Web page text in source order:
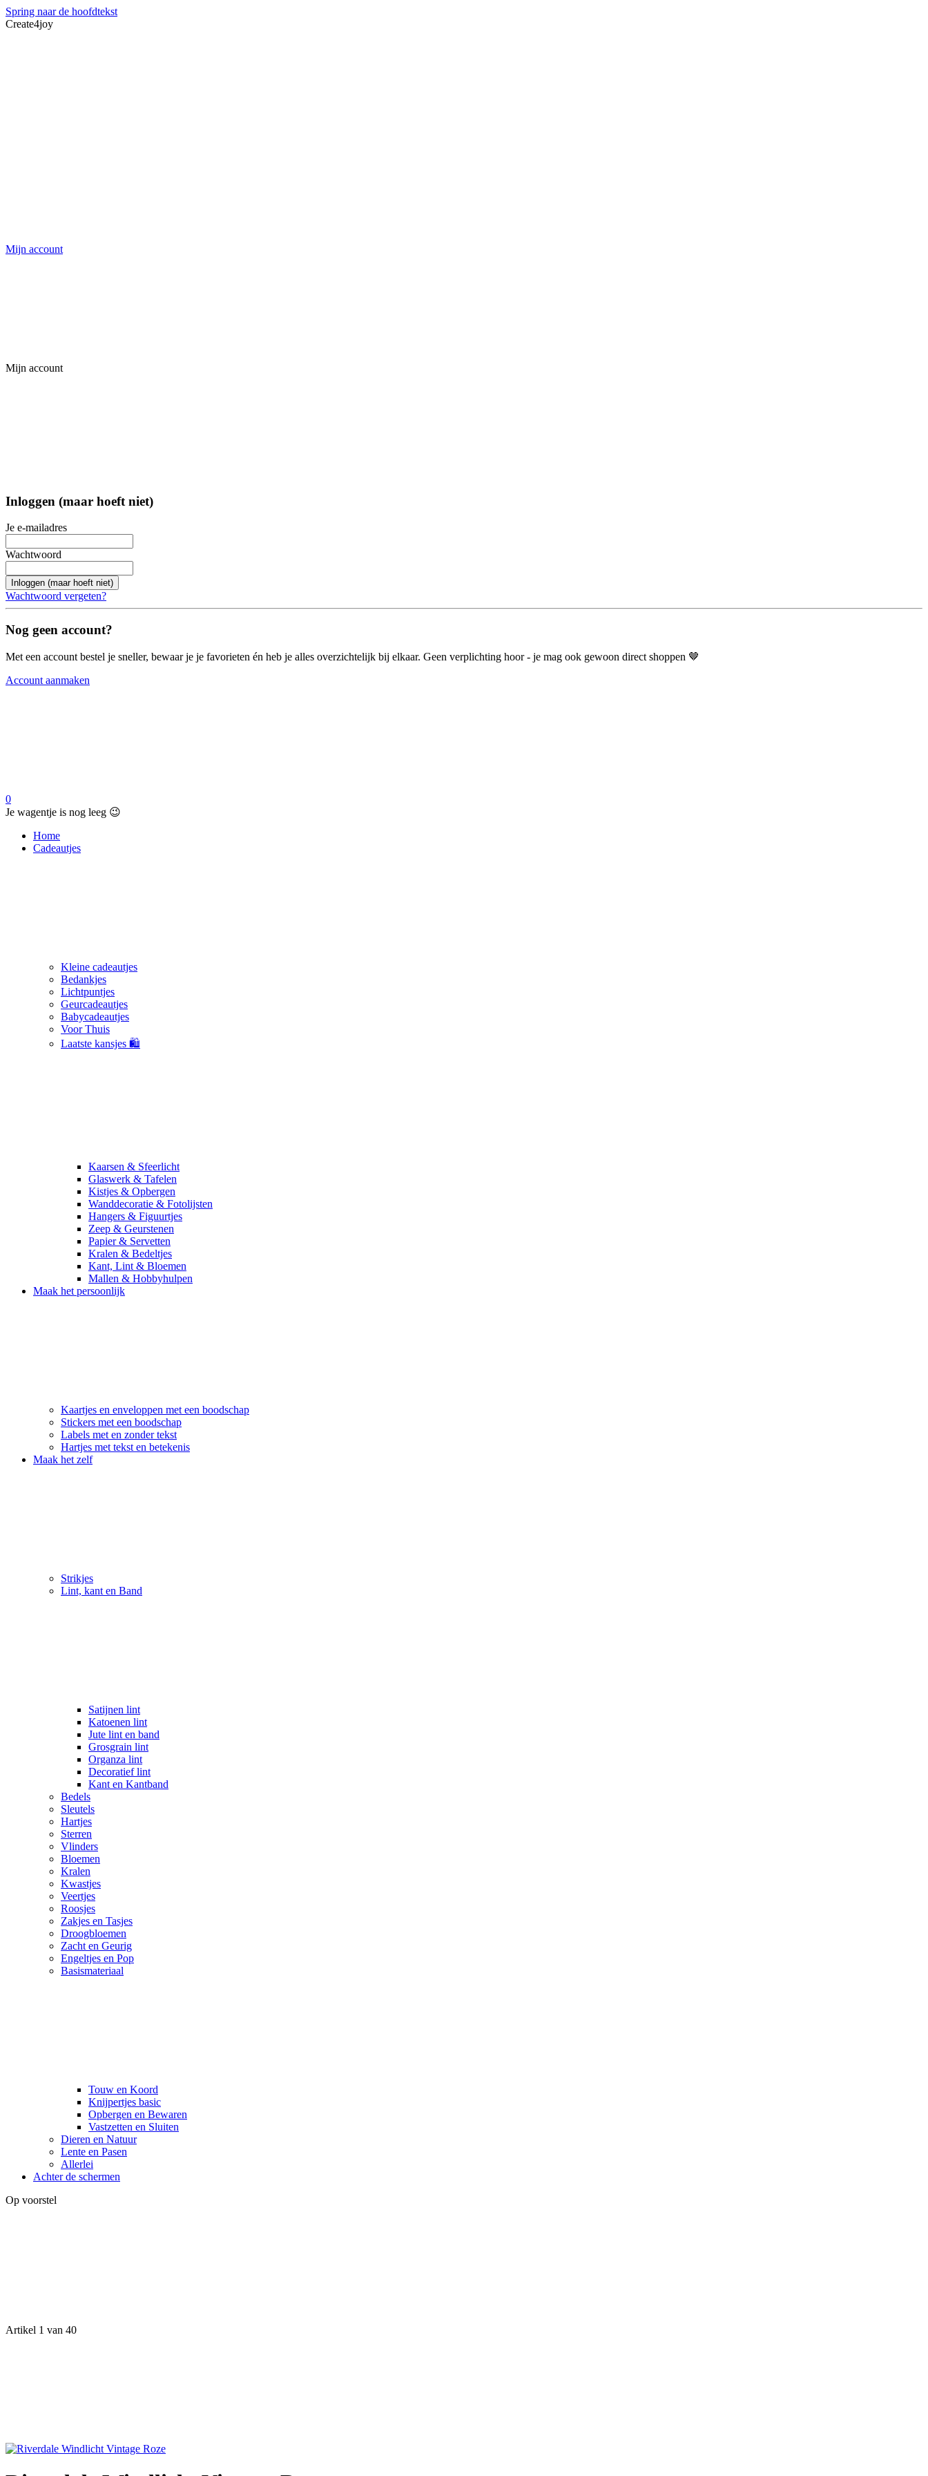
Spring naar de hoofdtekst
Create4joy
Mijn account
Mijn account
Inloggen (maar hoeft niet)
Je e-mailadres
Wachtwoord
Inloggen (maar hoeft niet)
Wachtwoord vergeten?
Nog geen account?
Met een account bestel je sneller, bewaar je je favorieten én heb je alles overzichtelijk bij elkaar. Geen verplichting hoor - je mag ook gewoon direct shoppen 🤎
Account aanmaken
0
Je wagentje is nog leeg 😉
Home
Cadeautjes
Kleine cadeautjes
Bedankjes
Lichtpuntjes
Geurcadeautjes
Babycadeautjes
Voor Thuis
Laatste kansjes 🛍️
Kaarsen & Sfeerlicht
Glaswerk & Tafelen
Kistjes & Opbergen
Wanddecoratie & Fotolijsten
Hangers & Figuurtjes
Zeep & Geurstenen
Papier & Servetten
Kralen & Bedeltjes
Kant, Lint & Bloemen
Mallen & Hobbyhulpen
Maak het persoonlijk
Kaartjes en enveloppen met een boodschap
Stickers met een boodschap
Labels met en zonder tekst
Hartjes met tekst en betekenis
Maak het zelf
Strikjes
Lint, kant en Band
Satijnen lint
Katoenen lint
Jute lint en band
Grosgrain lint
Organza lint
Decoratief lint
Kant en Kantband
Bedels
Sleutels
Hartjes
Sterren
Vlinders
Bloemen
Kralen
Kwastjes
Veertjes
Roosjes
Zakjes en Tasjes
Droogbloemen
Zacht en Geurig
Engeltjes en Pop
Basismateriaal
Touw en Koord
Knijpertjes basic
Opbergen en Bewaren
Vastzetten en Sluiten
Dieren en Natuur
Lente en Pasen
Allerlei
Achter de schermen
Op voorstel
Artikel 1 van 40